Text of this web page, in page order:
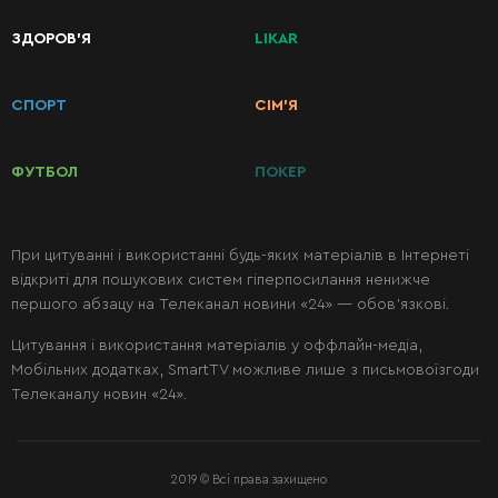
КАТЕГОРІЇ
РЕЦЕПТІВ
Другі
Салати
ЗДОРОВ’Я
СПОРТ
ФУТБОЛ
LIKAR
СІМ’Я
ПОКЕР
При цитуванні і використанні будь-яких матеріалів в Інтернеті
відкриті для пошукових систем гіперпосилання ненижче
першого абзацу на Телеканал новини «24» — обов’язкові.
Цитування і використання матеріалів у оффлайн-медіа,
Мобільних додатках, SmartTV можливе лише з письмовоїзгоди
Телеканалу новин «24».
2019 © Всі права захищено